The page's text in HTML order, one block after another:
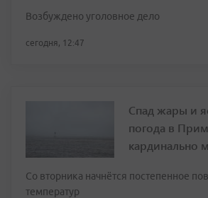
Возбуждено уголовное дело
сегодня, 12:47
Спад жары и
погода в
кардинально
Со вторника начнётся постепенное
температур